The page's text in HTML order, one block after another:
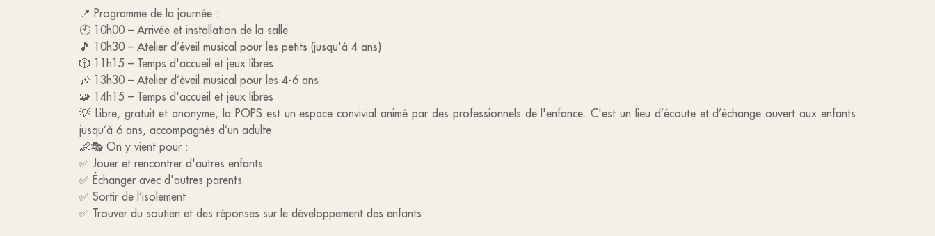
📍 Programme de la journée :
🕙 10h00 – Arrivée et installation de la salle
🎵 10h30 – Atelier d’éveil musical pour les petits (jusqu'à 4 ans)
🎲 11h15 – Temps d'accueil et jeux libres
🎶 13h30 – Atelier d’éveil musical pour les 4-6 ans
🧩 14h15 – Temps d'accueil et jeux libres
💡 Libre, gratuit et anonyme, la POPS est un espace convivial animé par des professionnels de l'enfance. C'est un lieu d’écoute et d’échange ouvert aux enfants
jusqu’à 6 ans, accompagnés d’un adulte.
👶🎭 On y vient pour :
✅ Jouer et rencontrer d'autres enfants
✅ Échanger avec d'autres parents
✅ Sortir de l’isolement
✅ Trouver du soutien et des réponses sur le développement des enfants